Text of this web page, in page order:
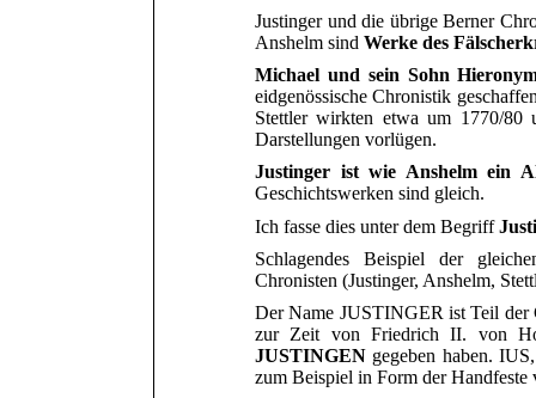
Justinger und die übrige Berner
Anshelm sind Werke des
Michael und sein Sohn
eidgenössische Chronistik
Stettler wirkten etwa um 1770/80
Darstellungen vorlügen.
Justinger ist wie Anshelm ein
Geschichtswerken sind gleich.
Ich fasse dies unter dem Begriff
Schlagendes Beispiel der
Chronisten (Justinger, Anshelm,
Der Name JUSTINGER ist Teil der
zur Zeit von Friedrich II. von
JUSTINGEN gegeben haben.
zum Beispiel in Form der Handfeste